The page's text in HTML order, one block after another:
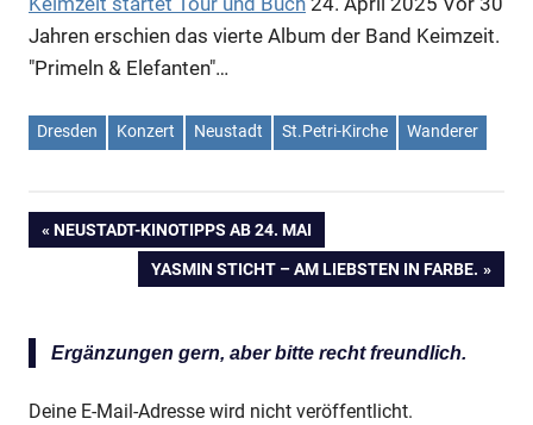
Jahren erschien das vierte Album der Band Keimzeit.
"Primeln & Elefanten"…
Dresden Konzert Neustadt St.Petri-Kirche Wanderer
Beitragsnavigation
VORHERIGER
NEUSTADT-KINOTIPPS AB 24. MAI
NÄCHSTER
YASMIN STICHT – AM LIEBSTEN IN FARBE.
Ergänzungen gern, aber bitte recht freundlich.
Deine E-Mail-Adresse wird nicht veröffentlicht.